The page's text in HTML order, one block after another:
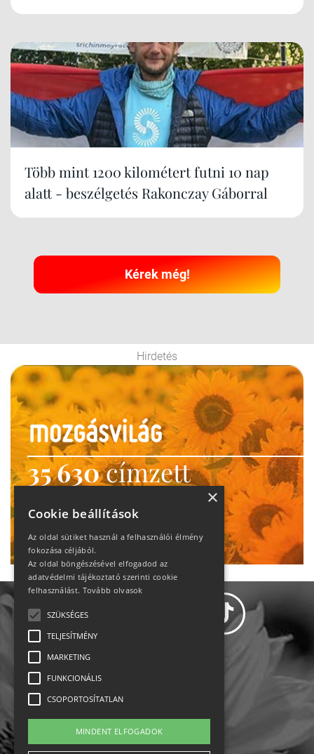
Több mint 1200 kilométert futni 10 nap
alatt - beszélgetés Rakonczay Gáborral
Kérek még!
Hirdetés
35 630címzett
heti motiváció
Ne maradj le!
Állásajánlatok
Impresszum-kapcsolat
×
Cookie beállítások
Az oldal sütiket használ a felhasználói élmény
fokozása céljából.
Az oldal böngészésével elfogadod az
adatvédelmi tájékoztató szerinti cookie
felhasználást. Tovább olvasok
SZÜKSÉGES
TELJESÍTMÉNY
MARKETING
FUNKCIONÁLIS
CSOPORTOSÍTATLAN
MINDENT ELFOGADOK